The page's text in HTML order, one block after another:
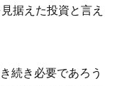
据えた投資と言え
続き必要であろう